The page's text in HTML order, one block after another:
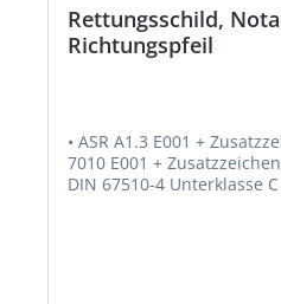
Rettungsschild,
Richtungspfeil
• ASR A1.3 E001 + Zusatzzeichen •
7010 E001 + Zusatzzeichen • Langnachleuchtend,
DIN 67510-4 Unterklasse C